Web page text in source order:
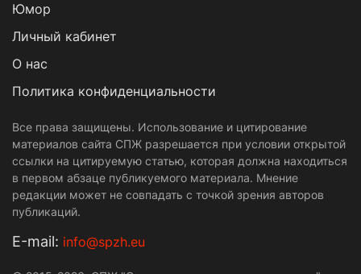
Юмор
Личный кабинет
О нас
Политика конфиденциальности
Все права защищены. Использование и цитирование
материалов сайта СПЖ разрешается при условии открытой
ссылки на цитируемую статью, которая должна находиться
в первом абзаце публикуемого материала. Мнение
редакции может не совпадать с точкой зрения авторов
публикаций.
Е-mail: info@spzh.eu